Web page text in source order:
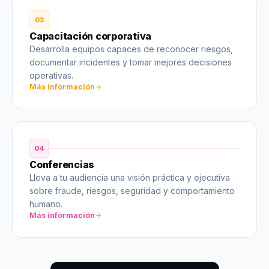
03
Capacitación corporativa
Desarrolla equipos capaces de reconocer riesgos,
documentar incidentes y tomar mejores decisiones
operativas.
Más información
04
Conferencias
Lleva a tu audiencia una visión práctica y ejecutiva
sobre fraude, riesgos, seguridad y comportamiento
humano.
Más información